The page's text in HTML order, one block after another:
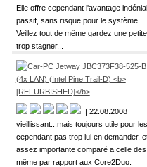
Elle offre cependant l'avantage
passif, sans risque pour le système.
Veillez tout de même gardez une
trop stagner...
| 22.08.2008
vieillissant...mais toujours utile pour
cependant pas trop lui en demander,
assez importante comparé a celle
même par rapport aux Core2Duo.